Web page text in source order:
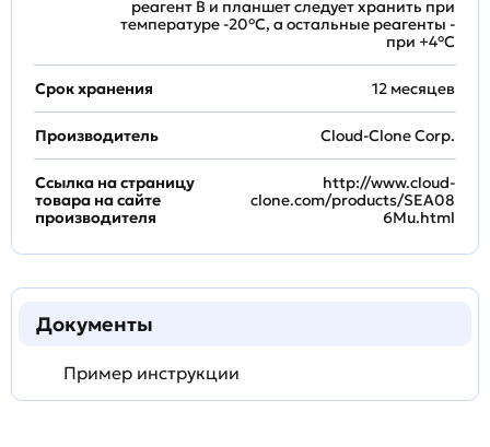
реагент B и планшет следует хранить при
температуре -20°C, а остальные реагенты -
при +4°С
Срок хранения 12 месяцев
Производитель Cloud-Clone Corp.
Ссылка на страницу
товара на сайте
производителя
http://www.cloud-
clone.com/products/SEA08
6Mu.html
Документы
Пример инструкции